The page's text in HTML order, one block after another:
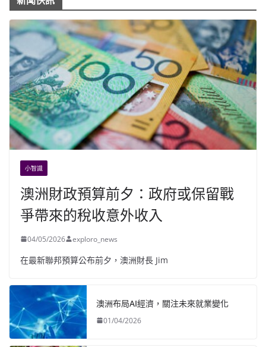
小智識
澳洲財政預算前夕：政府或保留戰
爭帶來的稅收意外收入
04/05/2026 exploro_news
在最新聯邦預算公布前夕，澳洲財長 Jim
澳洲布局AI經濟，關注未來就業變化
01/04/2026